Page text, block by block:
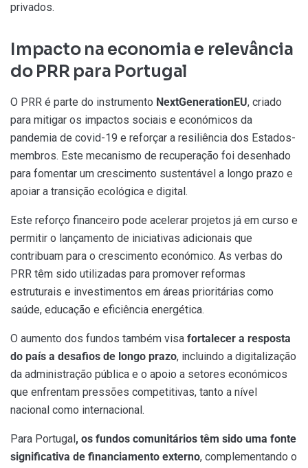
privados.
Impacto na economia e relevância
do PRR para Portugal
O PRR é parte do instrumento NextGenerationEU, criado
para mitigar os impactos sociais e económicos da
pandemia de covid-19 e reforçar a resiliência dos Estados-
membros. Este mecanismo de recuperação foi desenhado
para fomentar um crescimento sustentável a longo prazo e
apoiar a transição ecológica e digital.
Este reforço financeiro pode acelerar projetos já em curso e
permitir o lançamento de iniciativas adicionais que
contribuam para o crescimento económico. As verbas do
PRR têm sido utilizadas para promover reformas
estruturais e investimentos em áreas prioritárias como
saúde, educação e eficiência energética.
O aumento dos fundos também visa fortalecer a resposta
do país a desafios de longo prazo, incluindo a digitalização
da administração pública e o apoio a setores económicos
que enfrentam pressões competitivas, tanto a nível
nacional como internacional.
Para Portugal , os fundos comunitários têm sido uma fonte
significativa de financiamento externo, complementando o